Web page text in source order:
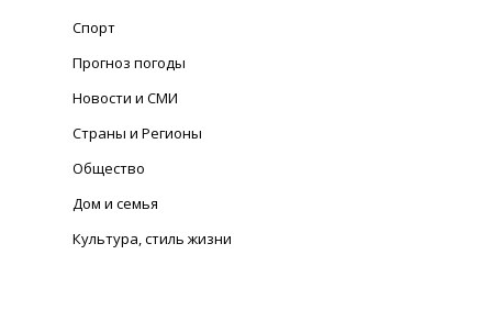
Спорт
Прогноз погоды
Новости и СМИ
Страны и Регионы
Общество
Дом и семья
Культура, стиль жизни